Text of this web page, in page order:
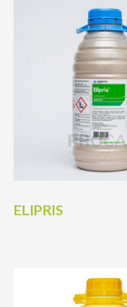
ELIPRIS